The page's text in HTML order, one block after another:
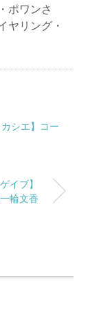
ポワンさ
リング・
シエ】コー
イブ】
輪文香